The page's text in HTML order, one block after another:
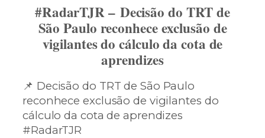
#RadarTJR – Decisão do TRT de
São Paulo reconhece exclusão de
vigilantes do cálculo da cota de
aprendizes
📌 Decisão do TRT de São Paulo
reconhece exclusão de vigilantes do
cálculo da cota de aprendizes
#RadarTJR